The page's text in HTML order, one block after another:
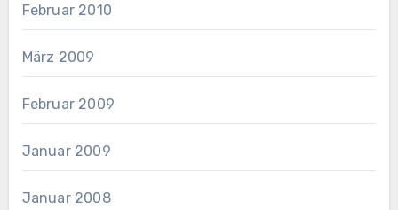
Februar 2010
März 2009
Februar 2009
Januar 2009
Januar 2008